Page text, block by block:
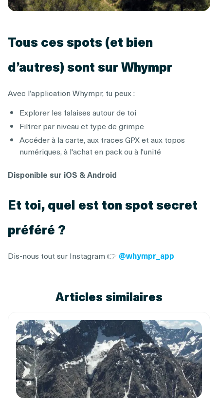
Tous ces spots (et bien
d’autres) sont sur Whympr
Avec l’application Whympr, tu peux :
Explorer les falaises autour de toi
Filtrer par niveau et type de grimpe
Accéder à la carte, aux traces GPX et aux topos
numériques, à l'achat en pack ou à l'unité
Disponible sur iOS & Android
Et toi, quel est ton spot secret
préféré ?
Dis-nous tout sur Instagram 👉 @whympr_app
Articles similaires